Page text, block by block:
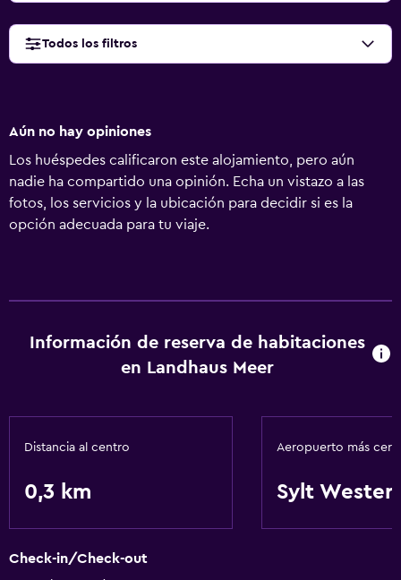
Todos los filtros
Aún no hay opiniones
Los huéspedes calificaron este alojamiento, pero aún
nadie ha compartido una opinión. Echa un vistazo a las
fotos, los servicios y la ubicación para decidir si es la
opción adecuada para tu viaje.
Información de reserva de habitaciones
en Landhaus Meer
Distancia al centro
0,3 km
Aeropuerto más
Sylt
Check-in/Check-out